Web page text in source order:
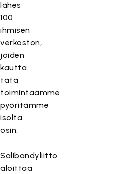
lähes
100
ihmisen
verkoston,
joiden
kautta
tätä
toimintaamme
pyöritämme
isolta
osin.
Salibandyliitto
aloittaa